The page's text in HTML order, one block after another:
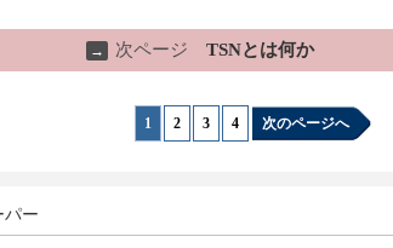
→ 次ページ TSNとは何か
1 2 3 4 次のページへ
パー